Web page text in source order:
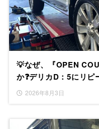
💡なぜ、『OPEN
か❓デリカD：5にリ
2026年8月3日